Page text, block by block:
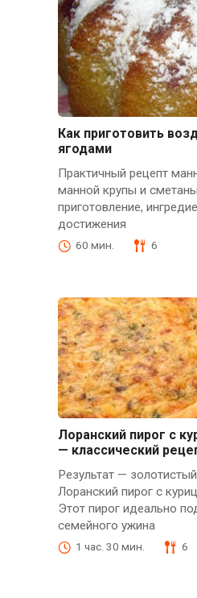
Как приготовить
ягодами
Практичный рецепт
манной крупы и
приготовление,
достижения
60 мин. 6
Лоранский пирог с
— классический
Результат —
Лоранский пирог с
Этот пирог идеально
семейного ужина
1 час. 30 мин. 6